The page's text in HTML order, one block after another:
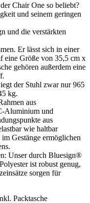
Chair One so beliebt?
und seinem geringen
und die verstärkten
Er lässt sich in einer
eine Größe von 35,5 cm x
gehören außerdem eine
der Stuhl zwar nur 965
kg.
aus
Aluminium und
aus
wie haltbar
Gestänge ermöglichen
Unser durch Bluesign®
ist robust genug,
sorgen für
Packtasche